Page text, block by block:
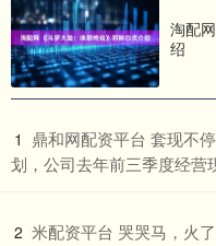
淘配
绍
1 鼎和网配资平台 套现不
划，公司去年前三季度经营
2 米配资平台 哭哭马，火了